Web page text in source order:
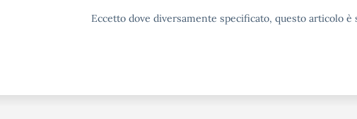
Eccetto dove diversamente specificato, questo articolo